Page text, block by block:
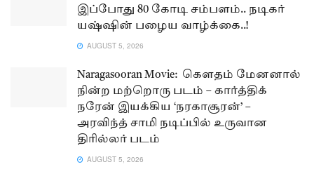
இப்போது 80 கோடி சம்பளம்.. நடிகர்
யஷ்ஷின் பழைய வாழ்க்கை..!
AUGUST 5, 2026
Naragasooran Movie: கௌதம் மேனனால்
நின்ற மற்றொரு படம் – கார்த்திக்
நரேன் இயக்கிய ‘நரகாசூரன்’ –
அரவிந்த் சாமி நடிப்பில் உருவான
திரில்லர் படம்
AUGUST 5, 2026